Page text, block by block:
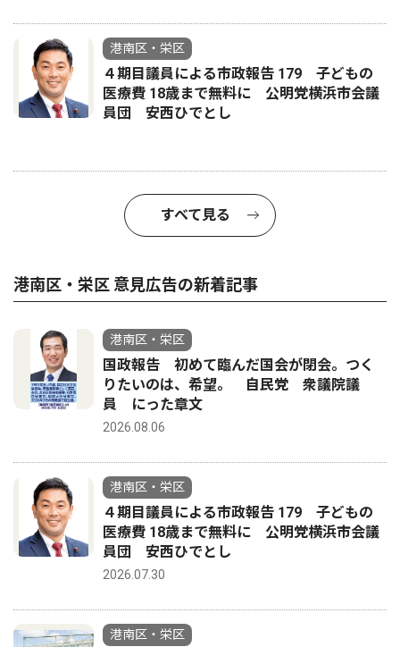
港南区・栄区
４期目議員による市政報告 179 子どもの
医療費 18歳まで無料に 公明党横浜市会議
員団 安西ひでとし
すべて見る
港南区・栄区 意見広告の新着記事
港南区・栄区
国政報告 初めて臨んだ国会が閉会。つく
りたいのは、希望。 自民党 衆議院議
員 にった章文
2026.08.06
港南区・栄区
４期目議員による市政報告 179 子どもの
医療費 18歳まで無料に 公明党横浜市会議
員団 安西ひでとし
2026.07.30
港南区・栄区